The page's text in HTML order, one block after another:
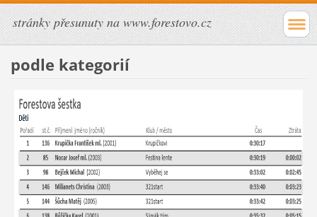
stránky přesunuty na www.forestovo.cz
podle kategorií